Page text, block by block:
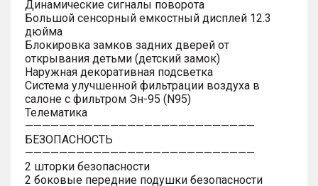
Динамические сигналы поворота
Большой сенсорный емкостный дисплей 12.3
дюйма
Блокировка замков задних дверей от
открывания детьми (детский замок)
Наружная декоративная подсветка
Система улучшенной фильтрации воздуха в
салоне с фильтром Эн-95 (N95)
Телематика
———————————————————————————
БЕЗОПАСНОСТЬ
———————————————————————————
2 шторки безопасности
2 боковые передние подушки безопасности